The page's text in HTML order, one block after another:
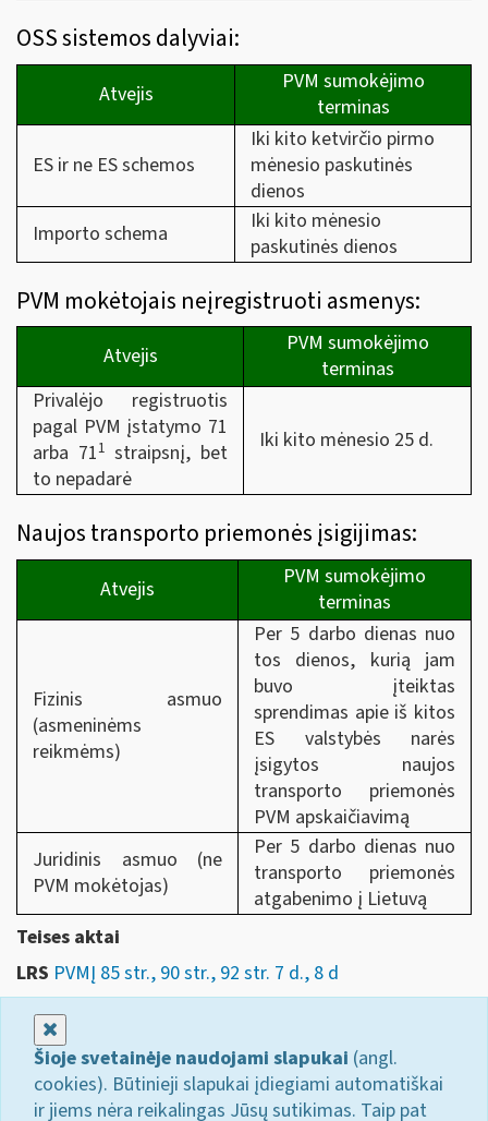
OSS sistemos dalyviai:
Atvejis
PVM sumokėjimo
terminas
ES ir ne ES schemos
Iki kito ketvirčio pirmo
mėnesio paskutinės
dienos
Importo schema
Iki kito mėnesio
paskutinės dienos
PVM mokėtojais neįregistruoti asmenys:
Atvejis
PVM sumokėjimo
terminas
Privalėjo registruotis
pagal PVM įstatymo 71
arba 711 straipsnį, bet
to nepadarė
Iki kito mėnesio 25 d.
Naujos transporto priemonės įsigijimas:
Atvejis
PVM sumokėjimo
terminas
Fizinis asmuo
(asmeninėms
reikmėms)
Per 5 darbo dienas nuo
tos dienos, kurią jam
buvo įteiktas
sprendimas apie iš kitos
ES valstybės narės
įsigytos naujos
transporto priemonės
PVM apskaičiavimą
Juridinis asmuo (ne
PVM mokėtojas)
Per 5 darbo dienas nuo
transporto priemonės
atgabenimo į Lietuvą
Teises aktai
LRS PVMĮ 85 str., 90 str., 92 str. 7 d., 8 d
Šioje svetainėje naudojami slapukai (angl.
cookies). Būtinieji slapukai įdiegiami automatiškai
ir jiems nėra reikalingas Jūsų sutikimas. Taip pat